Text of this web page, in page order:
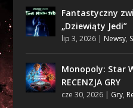
Fantastyczny
„Dziewiąty Jedi”
lip 3, 2026| Newsy,
Monopoly: Star
RECENZJA GRY
cze 30, 2026| Gry,